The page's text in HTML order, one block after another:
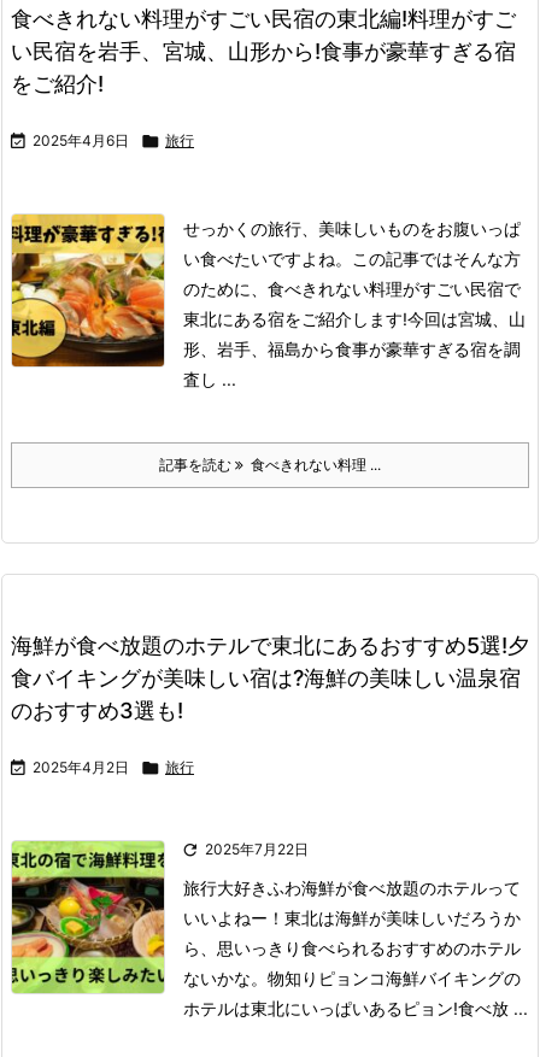
食べきれない料理がすごい民宿の東北編!料理がすご
い民宿を岩手、宮城、山形から!食事が豪華すぎる宿
をご紹介!
 2025年4月6日  旅行
せっかくの旅行、美味しいものをお腹いっぱ
い食べたいですよね。 この記事ではそんな方
のために、食べきれない料理がすごい民宿で
東北にある宿をご紹介します!今回は宮城、山
形、岩手、福島から食事が豪華すぎる宿を調
査し ...
記事を読む 食べきれない料理 ...
海鮮が食べ放題のホテルで東北にあるおすすめ5選!夕
食バイキングが美味しい宿は?海鮮の美味しい温泉宿
のおすすめ3選も!
 2025年4月2日  旅行
 2025年7月22日
旅行大好きふわ海鮮が食べ放題のホテルって
いいよねー！ 東北は海鮮が美味しいだろうか
ら、思いっきり食べられるおすすめのホテル
ないかな。 物知りピョンコ海鮮バイキングの
ホテルは東北にいっぱいあるピョン!食べ放 ...